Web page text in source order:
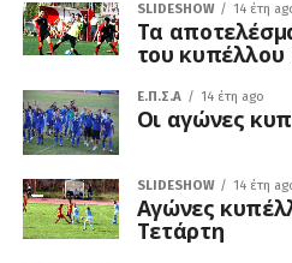
SLIDESHOW 14 έτη
Tα
του
Ε.Π.Σ.Α 14 έτη ago
Οι αγώνες
SLIDESHOW 14 έτη
Αγώνες
Τετάρτη